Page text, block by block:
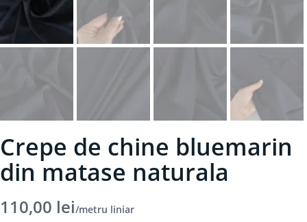
Crepe de chine bluemarin
din matase naturala
110,00 lei/metru liniar